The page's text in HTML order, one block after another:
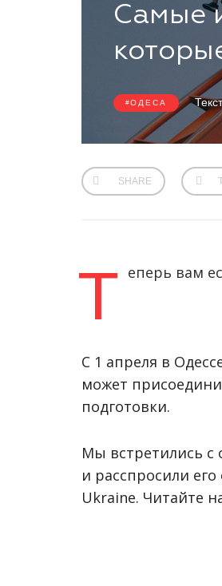
Самые
ОДЕСА
SHARE
Т еперь вам
С 1 апреля в
может
подготовки.
Мы встретились
и расспросили
Ukraine. Читайте